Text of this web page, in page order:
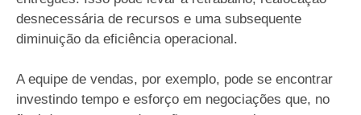
desnecessária de recursos e uma subsequente
diminuição da eficiência operacional.
A equipe de vendas, por exemplo, pode se encontrar
investindo tempo e esforço em negociações que, no